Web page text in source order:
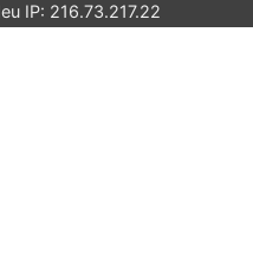
IP: 216.73.217.22